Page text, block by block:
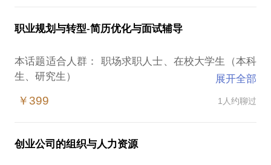
业建立招聘评估标准与评估系统，招聘到符合企业与
职位要求的高素质人才。
了解评价中心技术及应用
掌握行为面试技能方法与动力适配性面试方法
掌握如何规划和进行成功的招聘面谈
职业规划与转型-简历优化与面试辅导
本话题适合人群： 职场求职人士、在校大学生（本科
生、研究生）
对于上述两类人群，想要获得良好的工作，简历、面
山真面目之前，他对你的所有了解仅是简历。简历的
质量直接影响到你是否能够获得面试机会，甚至拿到
展开全部
￥399 1人约聊过
创业公司的组织与人力资源